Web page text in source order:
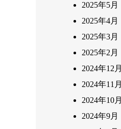
2025年5月
2025年4月
2025年3月
2025年2月
2024年12月
2024年11月
2024年10月
2024年9月